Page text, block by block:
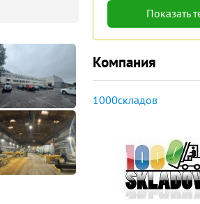
Показать
Компания
1000складов